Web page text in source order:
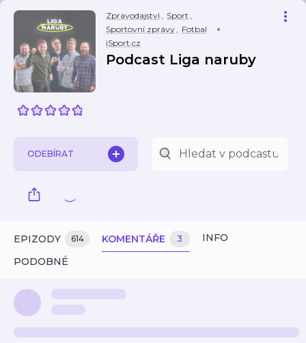
Zpravodajství, Sport ,
Sportovní zprávy, Fotbal
iSport.cz
Podcast Liga naruby
ODEBÍRAT
EPIZODY 614 KOMENTÁŘE 3
INFO
PODOBNÉ